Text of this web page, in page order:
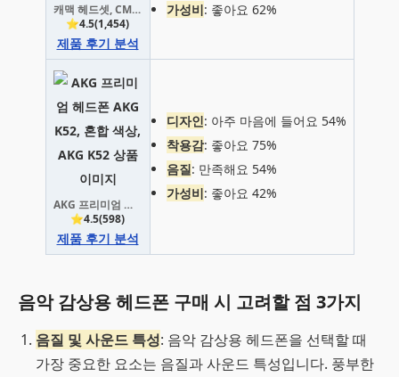
캐맥 헤드셋, CMK-1090MV, 화이트
⭐4.5(1,454)
제품 후기 분석
가성비: 좋아요 62%
AKG 프리미엄 헤드폰 AKG K52, 혼합 색상, AKG K52
⭐4.5(598)
제품 후기 분석
디자인: 아주 마음에 들어요 54%
착용감: 좋아요 75%
음질: 만족해요 54%
가성비: 좋아요 42%
음악 감상용 헤드폰 구매 시 고려할 점 3가지
음질 및 사운드 특성: 음악 감상용 헤드폰을 선택할 때
가장 중요한 요소는 음질과 사운드 특성입니다. 풍부한